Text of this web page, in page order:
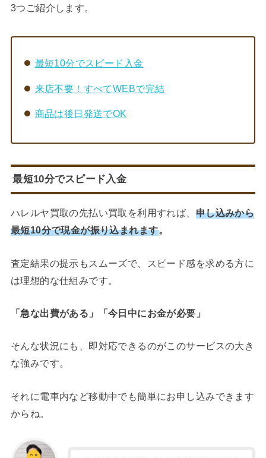
3つご紹介します。
最短10分でスピード入金
来店不要！すべてWEBで完結
商品は後日発送でOK
最短10分でスピード入金
ハレルヤ買取の先払い買取を利用すれば、 申し込みから
最短10分で現金が振り込まれます。
査定結果の提示もスムーズで、スピード感を求める方に
は理想的な仕組みです。
「急な出費がある」「今日中にお金が必要」
そんな状況にも、即対応できるのがこのサービスの大き
な強みです。
それに電車内など移動中でも簡単にお申し込みできます
からね。